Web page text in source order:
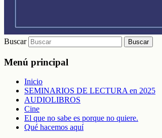
Buscar
Menú principal
Inicio
SEMINARIOS DE LECTURA en 2025
AUDIOLIBROS
Cine
El que no sabe es porque no quiere.
Qué hacemos aquí